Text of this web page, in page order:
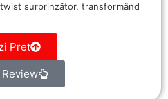
surprinzător, transformând
Pret